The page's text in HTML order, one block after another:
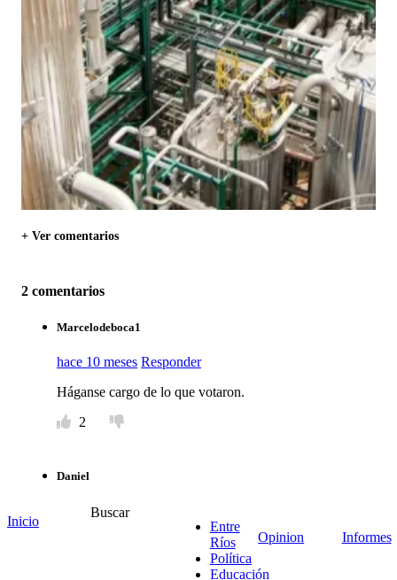
+ Ver comentarios
2 comentarios
Marcelodeboca1
hace 10 meses Responder
Háganse cargo de lo que votaron.
2
Daniel
hace 10 meses
Siempre envidiosos, siempre trancando, tienen todo
contaminado del lado de ustedes y cuando hay un
emprendimiento del lado uruguayo inventan cualquier
Inicio
Buscar
Entre
Ríos
Política
Educación
Opinion Informes